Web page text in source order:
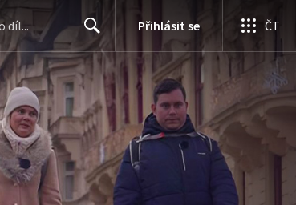
Search
Přihlásit se ČT